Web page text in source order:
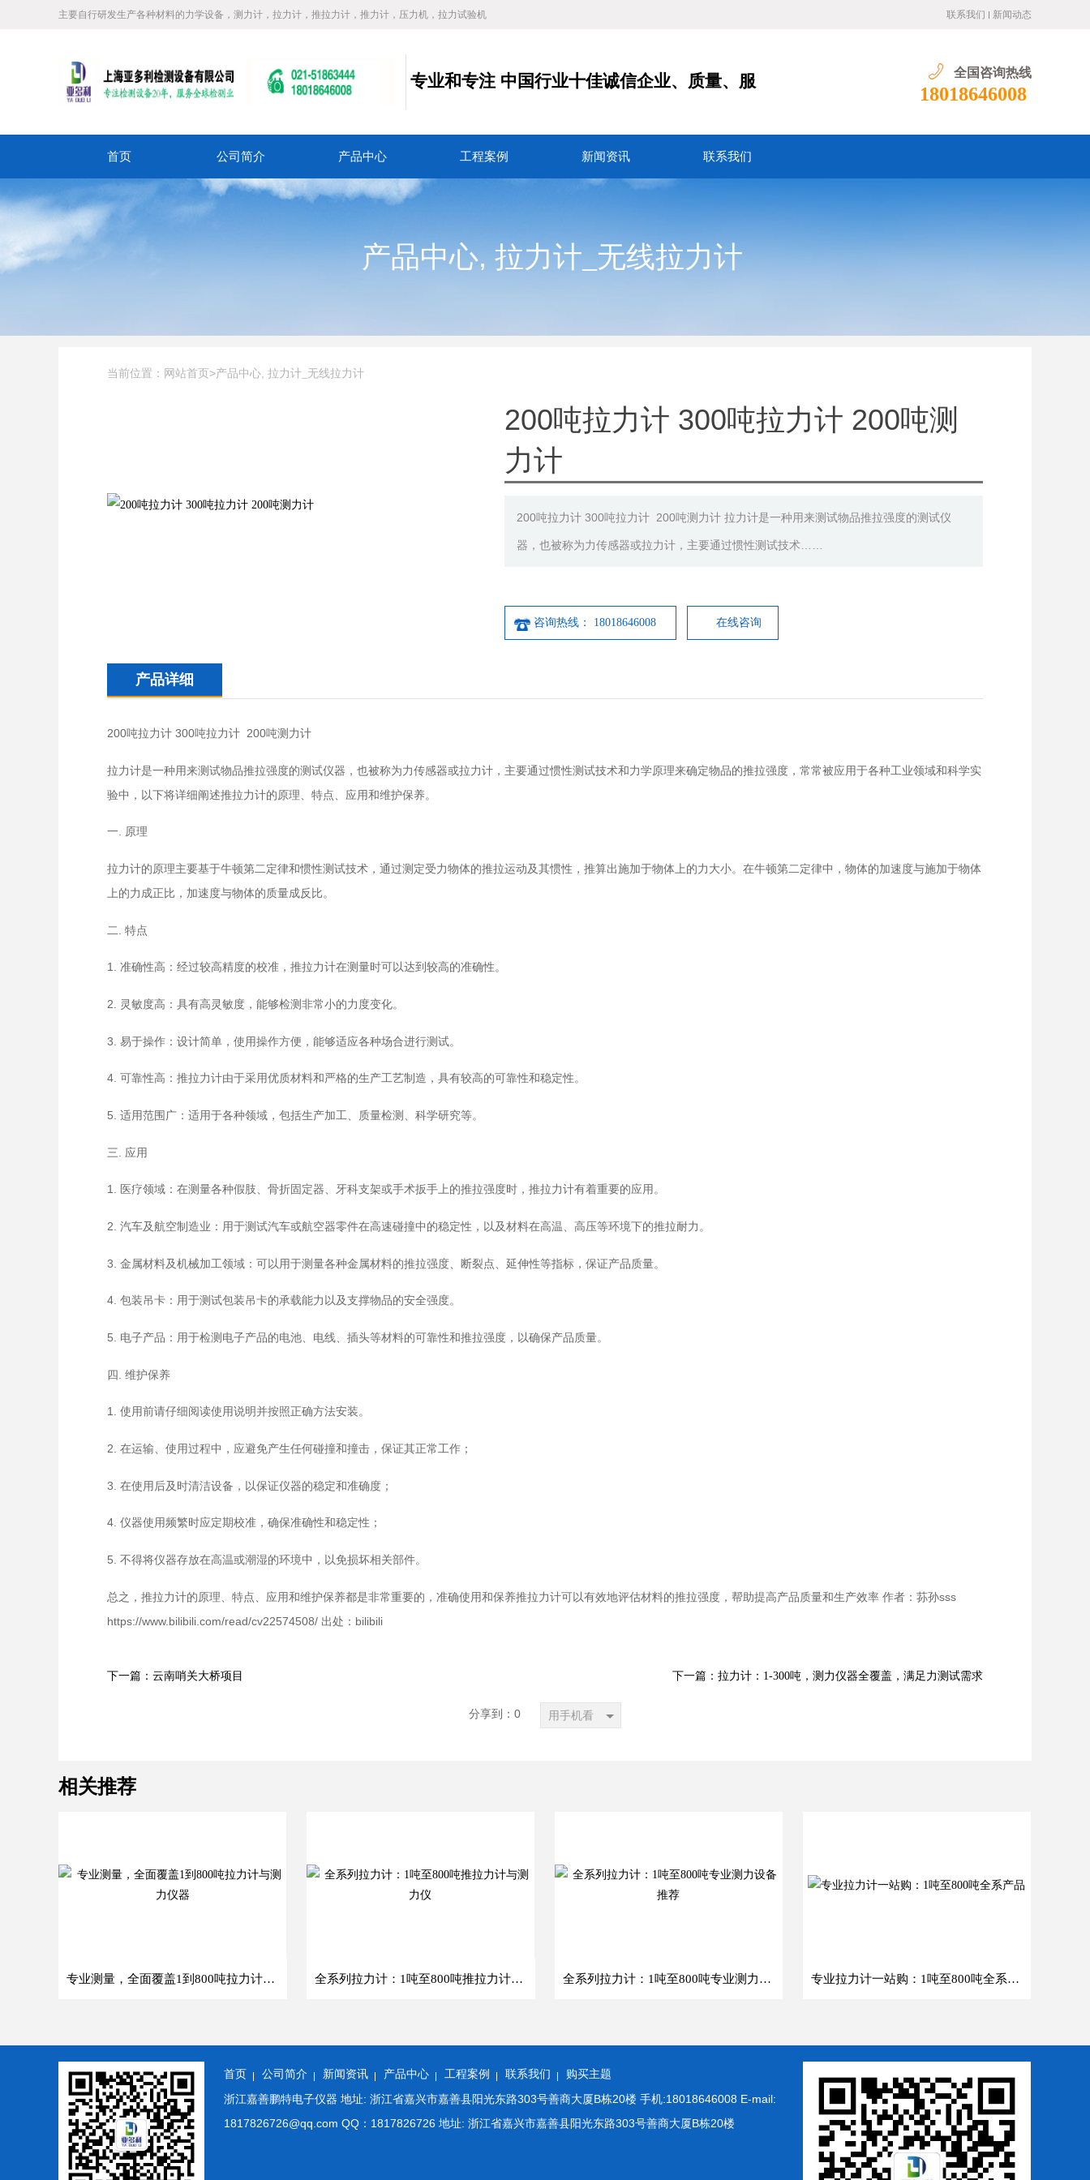
主要自行研发生产各种材料的力学设备，测力计，拉力计，推拉力计，推力计，压力机，拉力试验机 联系我们 新闻动态
专业和专注 中国行业十佳诚信企业、质量、服 全国咨询热线
18018646008
首页 公司简介 产品中心 工程案例 新闻资讯 联系我们
产品中心, 拉力计_无线拉力计
当前位置： 网站首页 >产品中心 拉力计_无线拉力计
200吨拉力计 300吨拉力计 200吨测
力计
200吨拉力计 300吨拉力计 200吨测力计 拉力计是一种用来测试物品推拉强度的测试仪
器，也被称为力传感器或拉力计，主要通过惯性测试技术……
咨询热线： 18018646008 在线咨询
产品详细
200吨拉力计 300吨拉力计 200吨测力计
拉力计是一种用来测试物品推拉强度的测试仪器，也被称为力传感器或拉力计，主要通过惯性测试技术和力学原理来确定物品的推拉强度，常常被应用于各种工业领域和科学实
验中，以下将详细阐述推拉力计的原理、特点、应用和维护保养。
一. 原理
拉力计的原理主要基于牛顿第二定律和惯性测试技术，通过测定受力物体的推拉运动及其惯性，推算出施加于物体上的力大小。在牛顿第二定律中，物体的加速度与施加于物体
上的力成正比，加速度与物体的质量成反比。
二. 特点
1. 准确性高：经过较高精度的校准，推拉力计在测量时可以达到较高的准确性。
2. 灵敏度高：具有高灵敏度，能够检测非常小的力度变化。
3. 易于操作：设计简单，使用操作方便，能够适应各种场合进行测试。
4. 可靠性高：推拉力计由于采用优质材料和严格的生产工艺制造，具有较高的可靠性和稳定性。
5. 适用范围广：适用于各种领域，包括生产加工、质量检测、科学研究等。
三. 应用
1. 医疗领域：在测量各种假肢、骨折固定器、牙科支架或手术扳手上的推拉强度时，推拉力计有着重要的应用。
2. 汽车及航空制造业：用于测试汽车或航空器零件在高速碰撞中的稳定性，以及材料在高温、高压等环境下的推拉耐力。
3. 金属材料及机械加工领域：可以用于测量各种金属材料的推拉强度、断裂点、延伸性等指标，保证产品质量。
4. 包装吊卡：用于测试包装吊卡的承载能力以及支撑物品的安全强度。
5. 电子产品：用于检测电子产品的电池、电线、插头等材料的可靠性和推拉强度，以确保产品质量。
四. 维护保养
1. 使用前请仔细阅读使用说明并按照正确方法安装。
2. 在运输、使用过程中，应避免产生任何碰撞和撞击，保证其正常工作；
3. 在使用后及时清洁设备，以保证仪器的稳定和准确度；
4. 仪器使用频繁时应定期校准，确保准确性和稳定性；
5. 不得将仪器存放在高温或潮湿的环境中，以免损坏相关部件。
总之，推拉力计的原理、特点、应用和维护保养都是非常重要的，准确使用和保养推拉力计可以有效地评估材料的推拉强度，帮助提高产品质量和生产效率 作者：荪孙sss
https://www.bilibili.com/read/cv22574508/ 出处：bilibili
下一篇：云南哨关大桥项目 下一篇：拉力计：1-300吨，测力仪器全覆盖，满足力测试需求
分享到： 0 用手机看
相关推荐
专业测量，全面覆盖1到800吨拉力计与测力仪器 全系列拉力计：1吨至800吨推拉力计与测力仪 全系列拉力计：1吨至800吨专业测力设备推荐 专业拉力计一站购：1吨至800吨全系产品
首页 公司简介 新闻资讯 产品中心 工程案例 联系我们 购买主题
浙江嘉善鹏特电子仪器 地址: 浙江省嘉兴市嘉善县阳光东路303号善商大厦B栋20楼 手机:18018646008 E-mail:
1817826726@qq.com QQ：1817826726 地址: 浙江省嘉兴市嘉善县阳光东路303号善商大厦B栋20楼